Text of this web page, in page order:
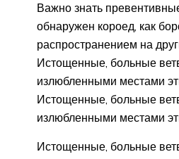
Важно знать
обнаружен короед, как
распространением на
Истощенные, больные
излюбленными местами
Истощенные, больные
излюбленными местами
Истощенные, больные